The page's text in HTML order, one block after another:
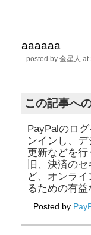
aaaaaa
posted by 金星人 at
この記事へ
PayPalのロ
ンインし、
更新などを
旧、決済の
ど、オンラ
るための有
Posted by